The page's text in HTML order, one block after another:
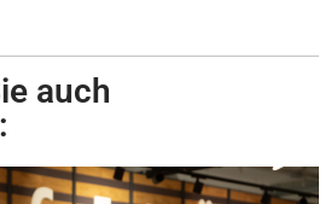
auch